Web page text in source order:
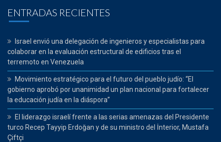
ENTRADAS RECIENTES
Israel envió una delegación de ingenieros y especialistas para
colaborar en la evaluación estructural de edificios tras el
terremoto en Venezuela
Movimiento estratégico para el futuro del pueblo judío: “El
gobierno aprobó por unanimidad un plan nacional para fortalecer
la educación judía en la diáspora”
El liderazgo israelí frente a las serias amenazas del Presidente
turco Recep Tayyip Erdoğan y de su ministro del İnterior, Mustafa
Çiftçi